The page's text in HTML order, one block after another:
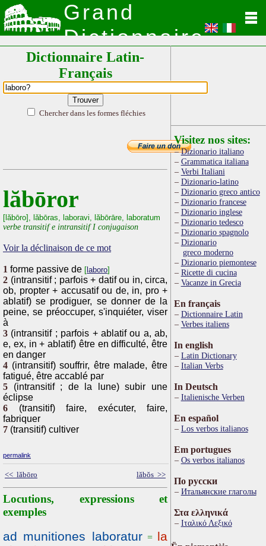
Grand
Dictionnaire
Latin
Dictionnaire Latin-
Français
Chercher dans les formes fléchies
lăbōror
[lăbōro], lăbōras, laboravi, lăbōrāre, laboratum
verbe transitif e intransitif I conjugaison
Voir la déclinaison de ce mot
1 forme passive de [ laboro]
2 (intransitif ; parfois + datif ou in, circa,
ob, propter + accusatif ou de, in, pro +
ablatif) se prodiguer, se donner de la
peine, se préoccuper, s'inquiéter, viser
à
3 (intransitif ; parfois + ablatif ou a, ab,
e, ex, in + ablatif) être en difficulté, être
en danger
4 (intransitif) souffrir, être malade, être
fatigué, être accablé par
5
(intransitif ; de la lune) subir une
éclipse
6
(transitif) faire, exécuter, faire,
fabriquer
7 (transitif) cultiver
permalink
<< lăbōro lăbŏs >>
Locutions, expressions et
exemples
ad munitiones laboratur= la
Visitez nos sites:
Dizionario italiano
Grammatica italiana
Verbi Italiani
Dizionario-latino
Dizionario greco antico
Dizionario francese
Dizionario inglese
Dizionario tedesco
Dizionario spagnolo
Dizionario
greco moderno
Dizionario piemontese
Ricette di cucina
Vacanze in Grecia
En français
Dictionnaire Latin
Verbes italiens
In english
Latin Dictionary
Italian Verbs
In Deutsch
Italienische Verben
En español
Los verbos italianos
Em portugues
Os verbos italianos
По русски
Итальянские глаголы
Στα ελληνικά
Ιταλικό Λεξικό